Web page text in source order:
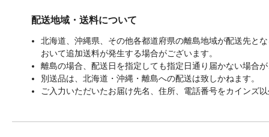
配送地域・送料について
北海道、沖縄県、その他各都道府県の離島地域が配送先と
おいて追加送料が発生する場合がございます。
離島の場合、配送日を指定しても指定日通り届かない場合
別送品は、北海道・沖縄・離島への配送は致しかねます。
ご入力いただいたお届け先名、住所、電話番号をカインズ